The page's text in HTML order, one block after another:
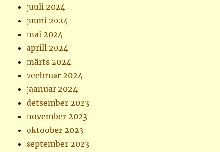
juuli 2024
juuni 2024
mai 2024
aprill 2024
märts 2024
veebruar 2024
jaanuar 2024
detsember 2023
november 2023
oktoober 2023
september 2023